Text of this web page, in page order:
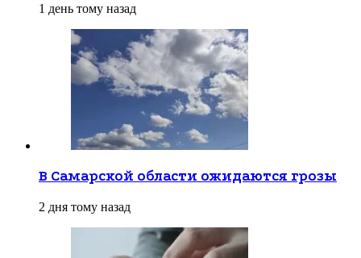
1 день тому назад
В Самарской области ожидаются грозы
2 дня тому назад